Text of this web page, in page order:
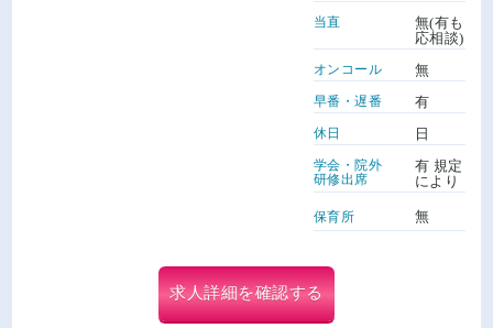
当直
無(有も
応相談)
オンコール 無
早番・遅番 有
休日 日
学会・院外
研修出席
有 規定
により
保育所 無
求人詳細を確認する